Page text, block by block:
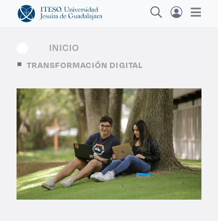
actividades y noticias
Diplomad|
INICIO
TRANSFORMACIÓN DIGITAL